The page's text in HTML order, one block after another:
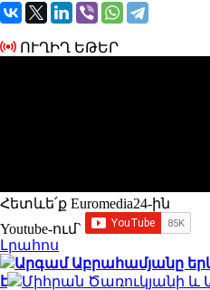
ՈՒՂԻՂ ԵԹԵՐ
Հետևե՛ք Euromedia24-ին
Youtube-ում`
Լրահոս
Արգամ Աբրահամյանը
է
Միհրան Ծառուկյանի և